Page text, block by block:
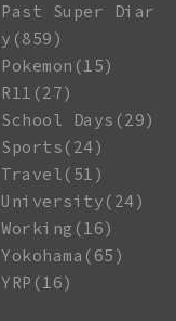
Past Super Diar
y(859)
Pokemon(15)
R11(27)
School Days(29)
Sports(24)
Travel(51)
University(24)
Working(16)
Yokohama(65)
YRP(16)